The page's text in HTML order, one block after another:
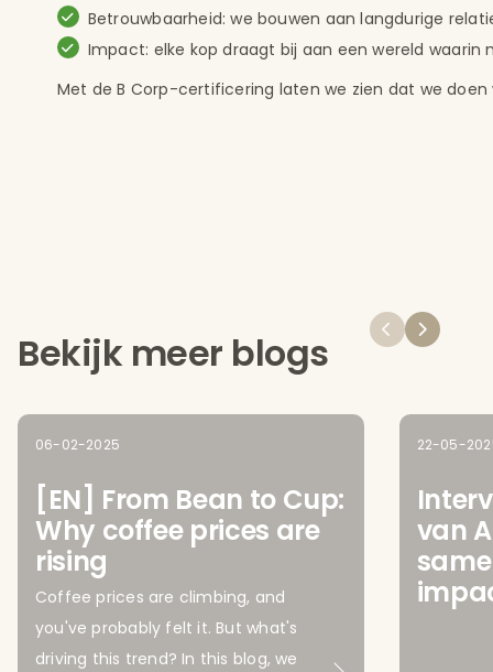
Betrouwbaarheid: we bouwen aan langdurige
Impact: elke kop draagt bij aan een wereld
Met de B Corp-certificering laten we zien dat we doen
Bekijk meer blogs
06-02-2025
[EN] From Bean to Cup:
Why coffee prices are
rising
Coffee prices are climbing, and
you've probably felt it. But what's
driving this trend? In this blog, we
22-05-
van